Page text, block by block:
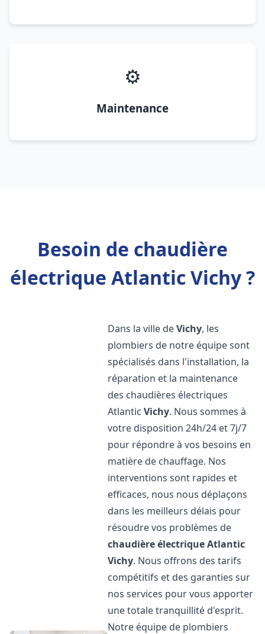
⚙️
Maintenance
Besoin de chaudière
électrique Atlantic Vichy ?
Dans la ville deVichy, les
plombiers de notre équipe sont
spécialisés dans l'installation, la
réparation et la maintenance
des chaudières électriques
AtlanticVichy. Nous sommes à
votre disposition 24h/24 et 7j/7
pour répondre à vos besoins en
matière de chauffage. Nos
interventions sont rapides et
efficaces, nous nous déplaçons
dans les meilleurs délais pour
résoudre vos problèmes de
chaudière électrique Atlantic
Vichy. Nous offrons des tarifs
compétitifs et des garanties sur
nos services pour vous apporter
une totale tranquillité d'esprit.
Notre équipe de plombiers